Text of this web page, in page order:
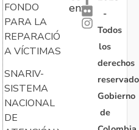
FONDO
PARA LA
REPARACIÓN
A VÍCTIMAS
SNARIV-
SISTEMA
NACIONAL
DE
en:
-
Todos
los
derechos
Gobierno
de